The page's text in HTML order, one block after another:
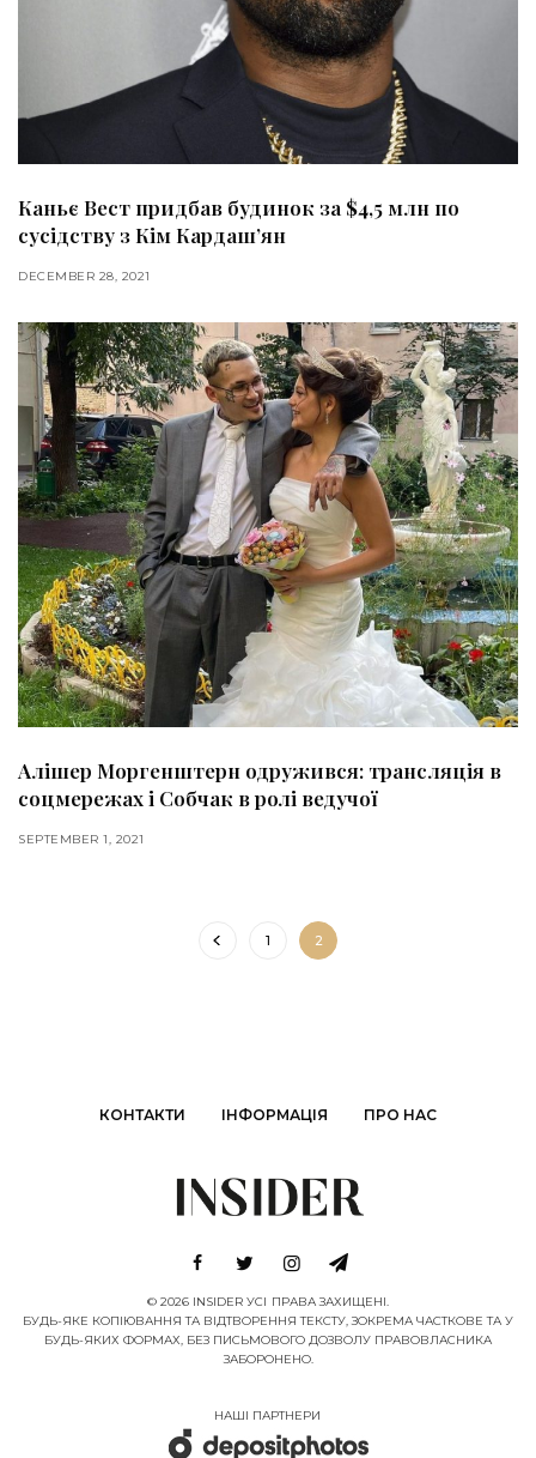
Каньє Вест придбав будинок за $4,5 млн по
сусідству з Кім Кардаш’ян
DECEMBER 28, 2021
Алішер Моргенштерн одружився: трансляція в
соцмережах і Собчак в ролі ведучої
SEPTEMBER 1, 2021
1 2
КОНТАКТИ ІНФОРМАЦІЯ ПРО НАС
© 2026 INSIDER УСІ ПРАВА ЗАХИЩЕНІ.
БУДЬ-ЯКЕ КОПІЮВАННЯ ТА ВІДТВОРЕННЯ ТЕКСТУ, ЗОКРЕМА ЧАСТКОВЕ ТА У
БУДЬ-ЯКИХ ФОРМАХ, БЕЗ ПИСЬМОВОГО ДОЗВОЛУ ПРАВОВЛАСНИКА
ЗАБОРОНЕНО.
НАШІ ПАРТНЕРИ